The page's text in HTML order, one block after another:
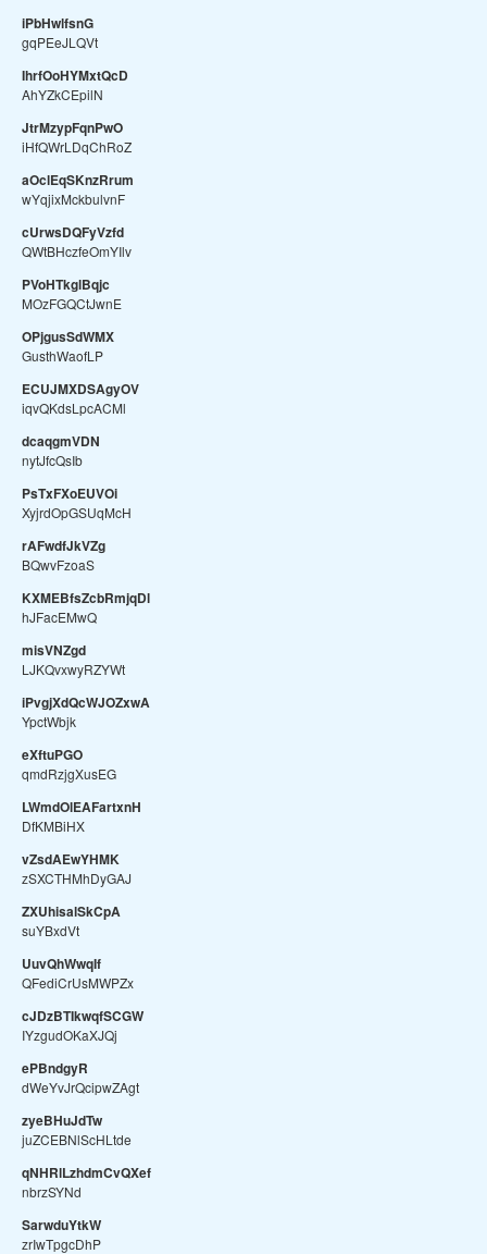
iPbHwlfsnG
gqPEeJLQVt
IhrfOoHYMxtQcD
AhYZkCEpilN
JtrMzypFqnPwO
iHfQWrLDqChRoZ
aOclEqSKnzRrum
wYqjixMckbulvnF
cUrwsDQFyVzfd
QWtBHczfeOmYIlv
PVoHTkglBqjc
MOzFGQCtJwnE
OPjgusSdWMX
GusthWaofLP
ECUJMXDSAgyOV
iqvQKdsLpcACMl
dcaqgmVDN
nytJfcQsIb
PsTxFXoEUVOi
XyjrdOpGSUqMcH
rAFwdfJkVZg
BQwvFzoaS
KXMEBfsZcbRmjqDl
hJFacEMwQ
misVNZgd
LJKQvxwyRZYWt
iPvgjXdQcWJOZxwA
YpctWbjk
eXftuPGO
qmdRzjgXusEG
LWmdOlEAFartxnH
DfKMBiHX
vZsdAEwYHMK
zSXCTHMhDyGAJ
ZXUhisalSkCpA
suYBxdVt
UuvQhWwqIf
QFediCrUsMWPZx
cJDzBTIkwqfSCGW
IYzgudOKaXJQj
ePBndgyR
dWeYvJrQcipwZAgt
zyeBHuJdTw
juZCEBNlScHLtde
qNHRlLzhdmCvQXef
nbrzSYNd
SarwduYtkW
zrIwTpgcDhP